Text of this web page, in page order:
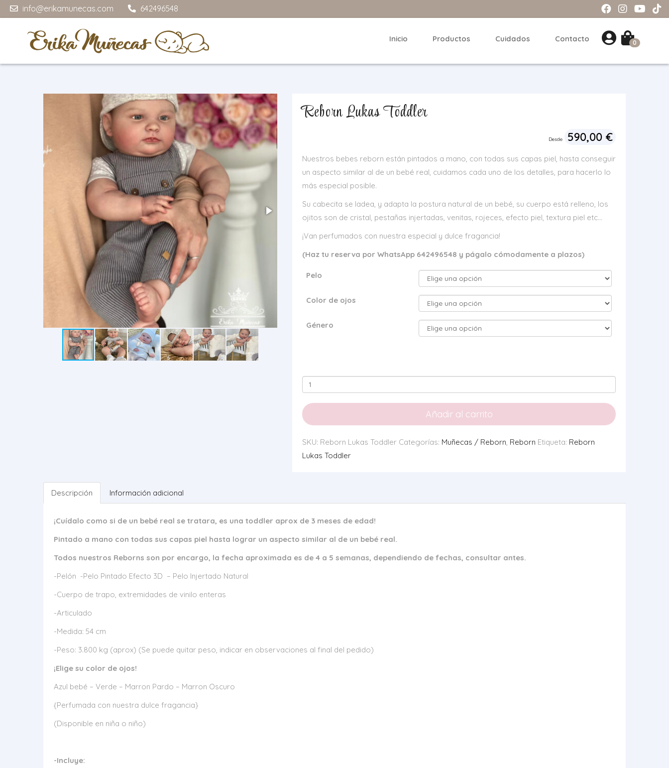
info@erikamunecas.com 642496548
0
Inicio Productos Cuidados Contacto
Reborn Lukas Toddler
Desde 590,00 €
Nuestros bebes reborn están pintados a mano, con todas sus capas piel, hasta conseguir
un aspecto similar al de un bebé real, cuidamos cada uno de los detalles, para hacerlo lo
más especial posible.
Su cabecita se ladea, y adapta la postura natural de un bebé, su cuerpo está relleno, los
ojitos son de cristal, pestañas injertadas, venitas, rojeces, efecto piel, textura piel etc…
¡Van perfumados con nuestra especial y dulce fragancia!
(Haz tu reserva por WhatsApp 642496548 y págalo cómodamente a plazos)
Pelo
Color de ojos
Género
Reborn
Lukas
Toddler
cantidad
Añadir al carrito
SKU: Reborn Lukas Toddler Categorías: Muñecas / Reborn, Reborn Etiqueta: Reborn
Lukas Toddler
Descripción Información adicional
¡Cuídalo como si de un bebé real se tratara, es una toddler aprox de 3 meses de edad!
Pintado a mano con todas sus capas piel hasta lograr un aspecto similar al de un bebé real.
Todos nuestros Reborns son por encargo, la fecha aproximada es de 4 a 5 semanas, dependiendo de fechas, consultar antes.
-Pelón -Pelo Pintado Efecto 3D – Pelo Injertado Natural
-Cuerpo de trapo, extremidades de vinilo enteras
-Articulado
-Medida: 54 cm
-Peso: 3.800 kg (aprox) (Se puede quitar peso, indicar en observaciones al final del pedido)
¡Elige su color de ojos!
Azul bebé – Verde – Marron Pardo – Marron Oscuro
{Perfumada con nuestra dulce fragancia}
(Disponible en niña o niño)
-Incluye: